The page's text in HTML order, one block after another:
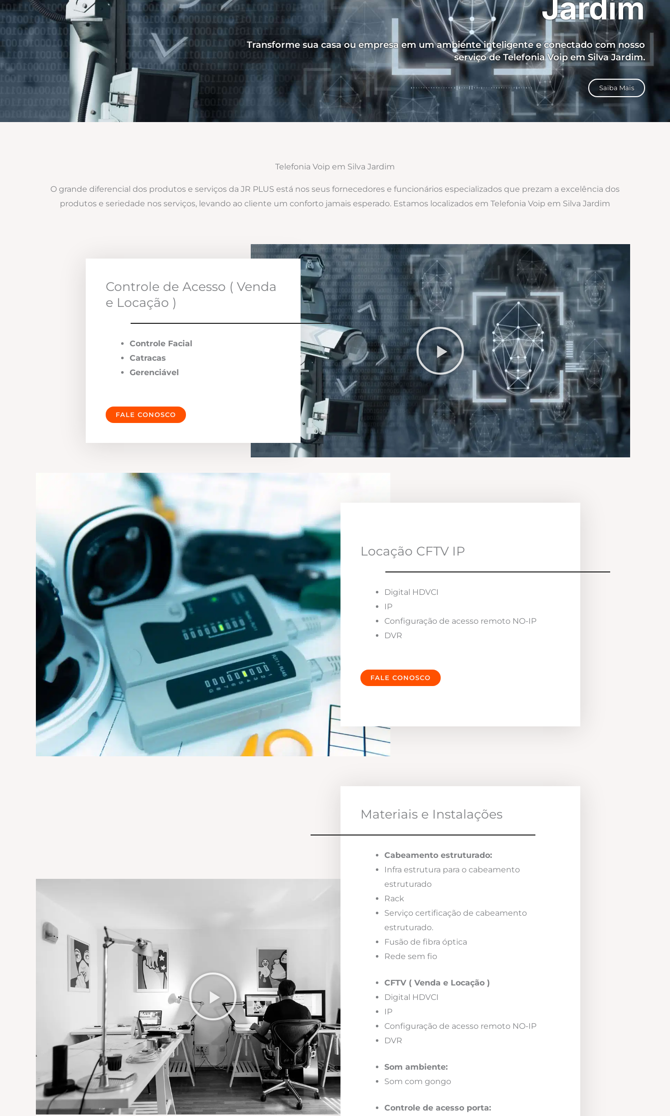
Jardim
Transforme sua casa ou empresa em um ambiente inteligente e conectado com nosso
serviço de Telefonia Voip em Silva Jardim.
Saiba Mais
Telefonia Voip em Silva Jardim
O grande diferencial dos produtos e serviços da JR PLUS está nos seus fornecedores e funcionários especializados que prezam a excelência dos
produtos e seriedade nos serviços, levando ao cliente um conforto jamais esperado. Estamos localizados em Telefonia Voip em Silva Jardim
Controle de Acesso ( Venda
e Locação )
Controle Facial
Catracas
Gerenciável
FALE CONOSCO
Locação CFTV IP
Digital HDVCI
IP
Configuração de acesso remoto NO-IP
DVR
FALE CONOSCO
Materiais e Instalações
Cabeamento estruturado:
Infra estrutura para o cabeamento
estruturado
Rack
Serviço certificação de cabeamento
estruturado.
Fusão de fibra óptica
Rede sem fio
CFTV ( Venda e Locação )
Digital HDVCI
IP
Configuração de acesso remoto NO-IP
DVR
Som ambiente:
Som com gongo
Controle de acesso porta: